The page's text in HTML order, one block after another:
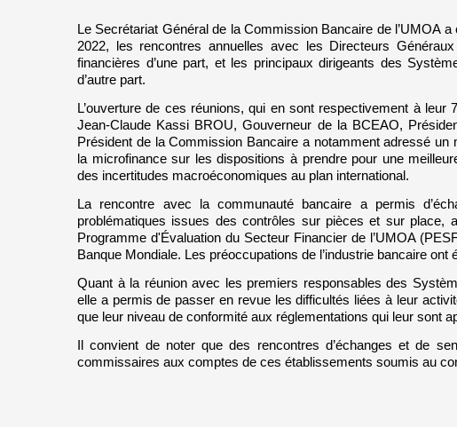
Le Secrétariat Général de la Commission Bancaire de l’UMOA
2022, les rencontres annuelles avec les Directeurs
financières d’une part, et les principaux dirigeants des
d’autre part.
L’ouverture de ces réunions, qui en sont respectivement à
Jean-Claude Kassi BROU, Gouverneur de la BCEAO,
Président de la Commission Bancaire a notamment adressé
la microfinance sur les dispositions à prendre pour une
des incertitudes macroéconomiques au plan international.
La rencontre avec la communauté bancaire a permis
problématiques issues des contrôles sur pièces et sur place,
Programme d'Évaluation du Secteur Financier de l’UMOA
Banque Mondiale. Les préoccupations de l’industrie bancaire ont
Quant à la réunion avec les premiers responsables des
elle a permis de passer en revue les difficultés liées à leur
que leur niveau de conformité aux réglementations qui leur sont
Il convient de noter que des rencontres d’échanges et de
commissaires aux comptes de ces établissements soumis au